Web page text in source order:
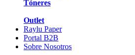
Tóneres
Outlet
Raylu Paper
Portal B2B
Sobre Nosotros